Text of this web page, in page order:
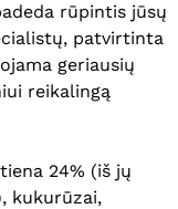
rūpintis jūsų
patvirtinta
geriausių
reikalingą
24% (iš jų
kukurūzai,